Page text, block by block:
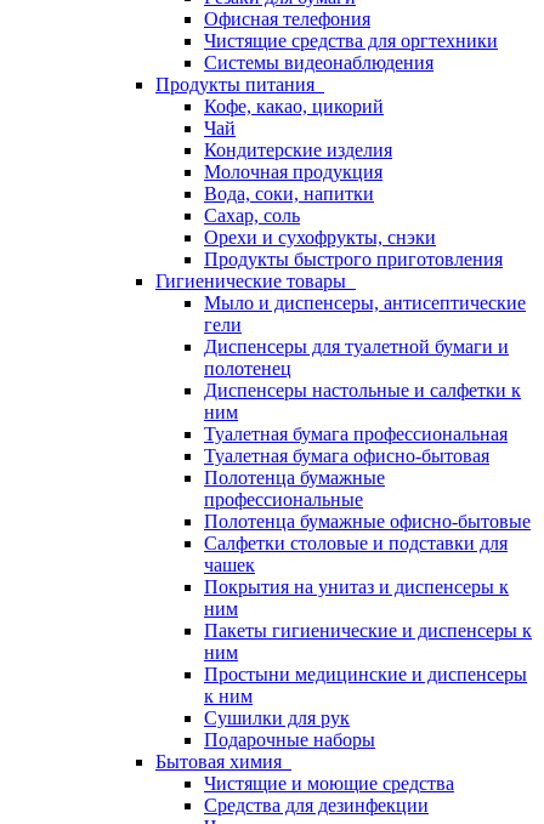
Офисная телефония
Чистящие средства для оргтехники
Системы видеонаблюдения
Продукты питания
Кофе, какао, цикорий
Чай
Кондитерские изделия
Молочная продукция
Вода, соки, напитки
Сахар, соль
Орехи и сухофрукты, снэки
Продукты быстрого приготовления
Гигиенические товары
Мыло и диспенсеры, антисептические
гели
Диспенсеры для туалетной бумаги и
полотенец
Диспенсеры настольные и салфетки к
ним
Туалетная бумага профессиональная
Туалетная бумага офисно-бытовая
Полотенца бумажные
профессиональные
Полотенца бумажные офисно-бытовые
Салфетки столовые и подставки для
чашек
Покрытия на унитаз и диспенсеры к
ним
Пакеты гигиенические и диспенсеры к
ним
Простыни медицинские и диспенсеры
к ним
Сушилки для рук
Подарочные наборы
Бытовая химия
Чистящие и моющие средства
Средства для дезинфекции